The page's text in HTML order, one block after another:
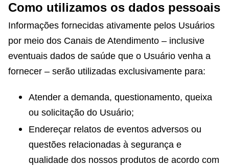
Como utilizamos os dados pessoais
Informações fornecidas ativamente pelos Usuários
por meio dos Canais de Atendimento – inclusive
eventuais dados de saúde que o Usuário venha a
fornecer – serão utilizadas exclusivamente para:
Atender a demanda, questionamento, queixa
ou solicitação do Usuário;
Endereçar relatos de eventos adversos ou
questões relacionadas à segurança e
qualidade dos nossos produtos de acordo com